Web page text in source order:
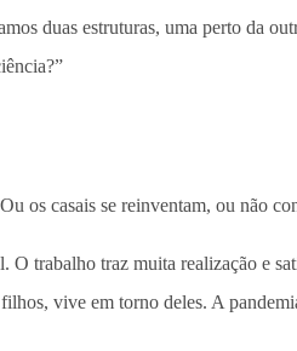
duas estruturas, uma perto da
os casais se reinventam, ou não
trabalho traz muita realização e
vive em torno deles. A